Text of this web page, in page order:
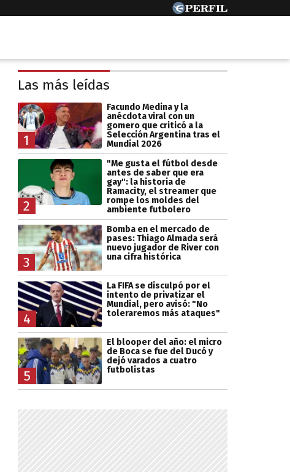
Las más leídas
1
Facundo Medina y la
anécdota viral con un
gomero que criticó a la
Selección Argentina tras el
Mundial 2026
2
"Me gusta el fútbol desde
antes de saber que era
gay": la historia de
Ramacity, el streamer que
rompe los moldes del
ambiente futbolero
3
Bomba en el mercado de
pases: Thiago Almada será
nuevo jugador de River con
una cifra histórica
4
La FIFA se disculpó por el
intento de privatizar el
Mundial, pero avisó: "No
toleraremos más ataques"
5
El blooper del año: el micro
de Boca se fue del Ducó y
dejó varados a cuatro
futbolistas